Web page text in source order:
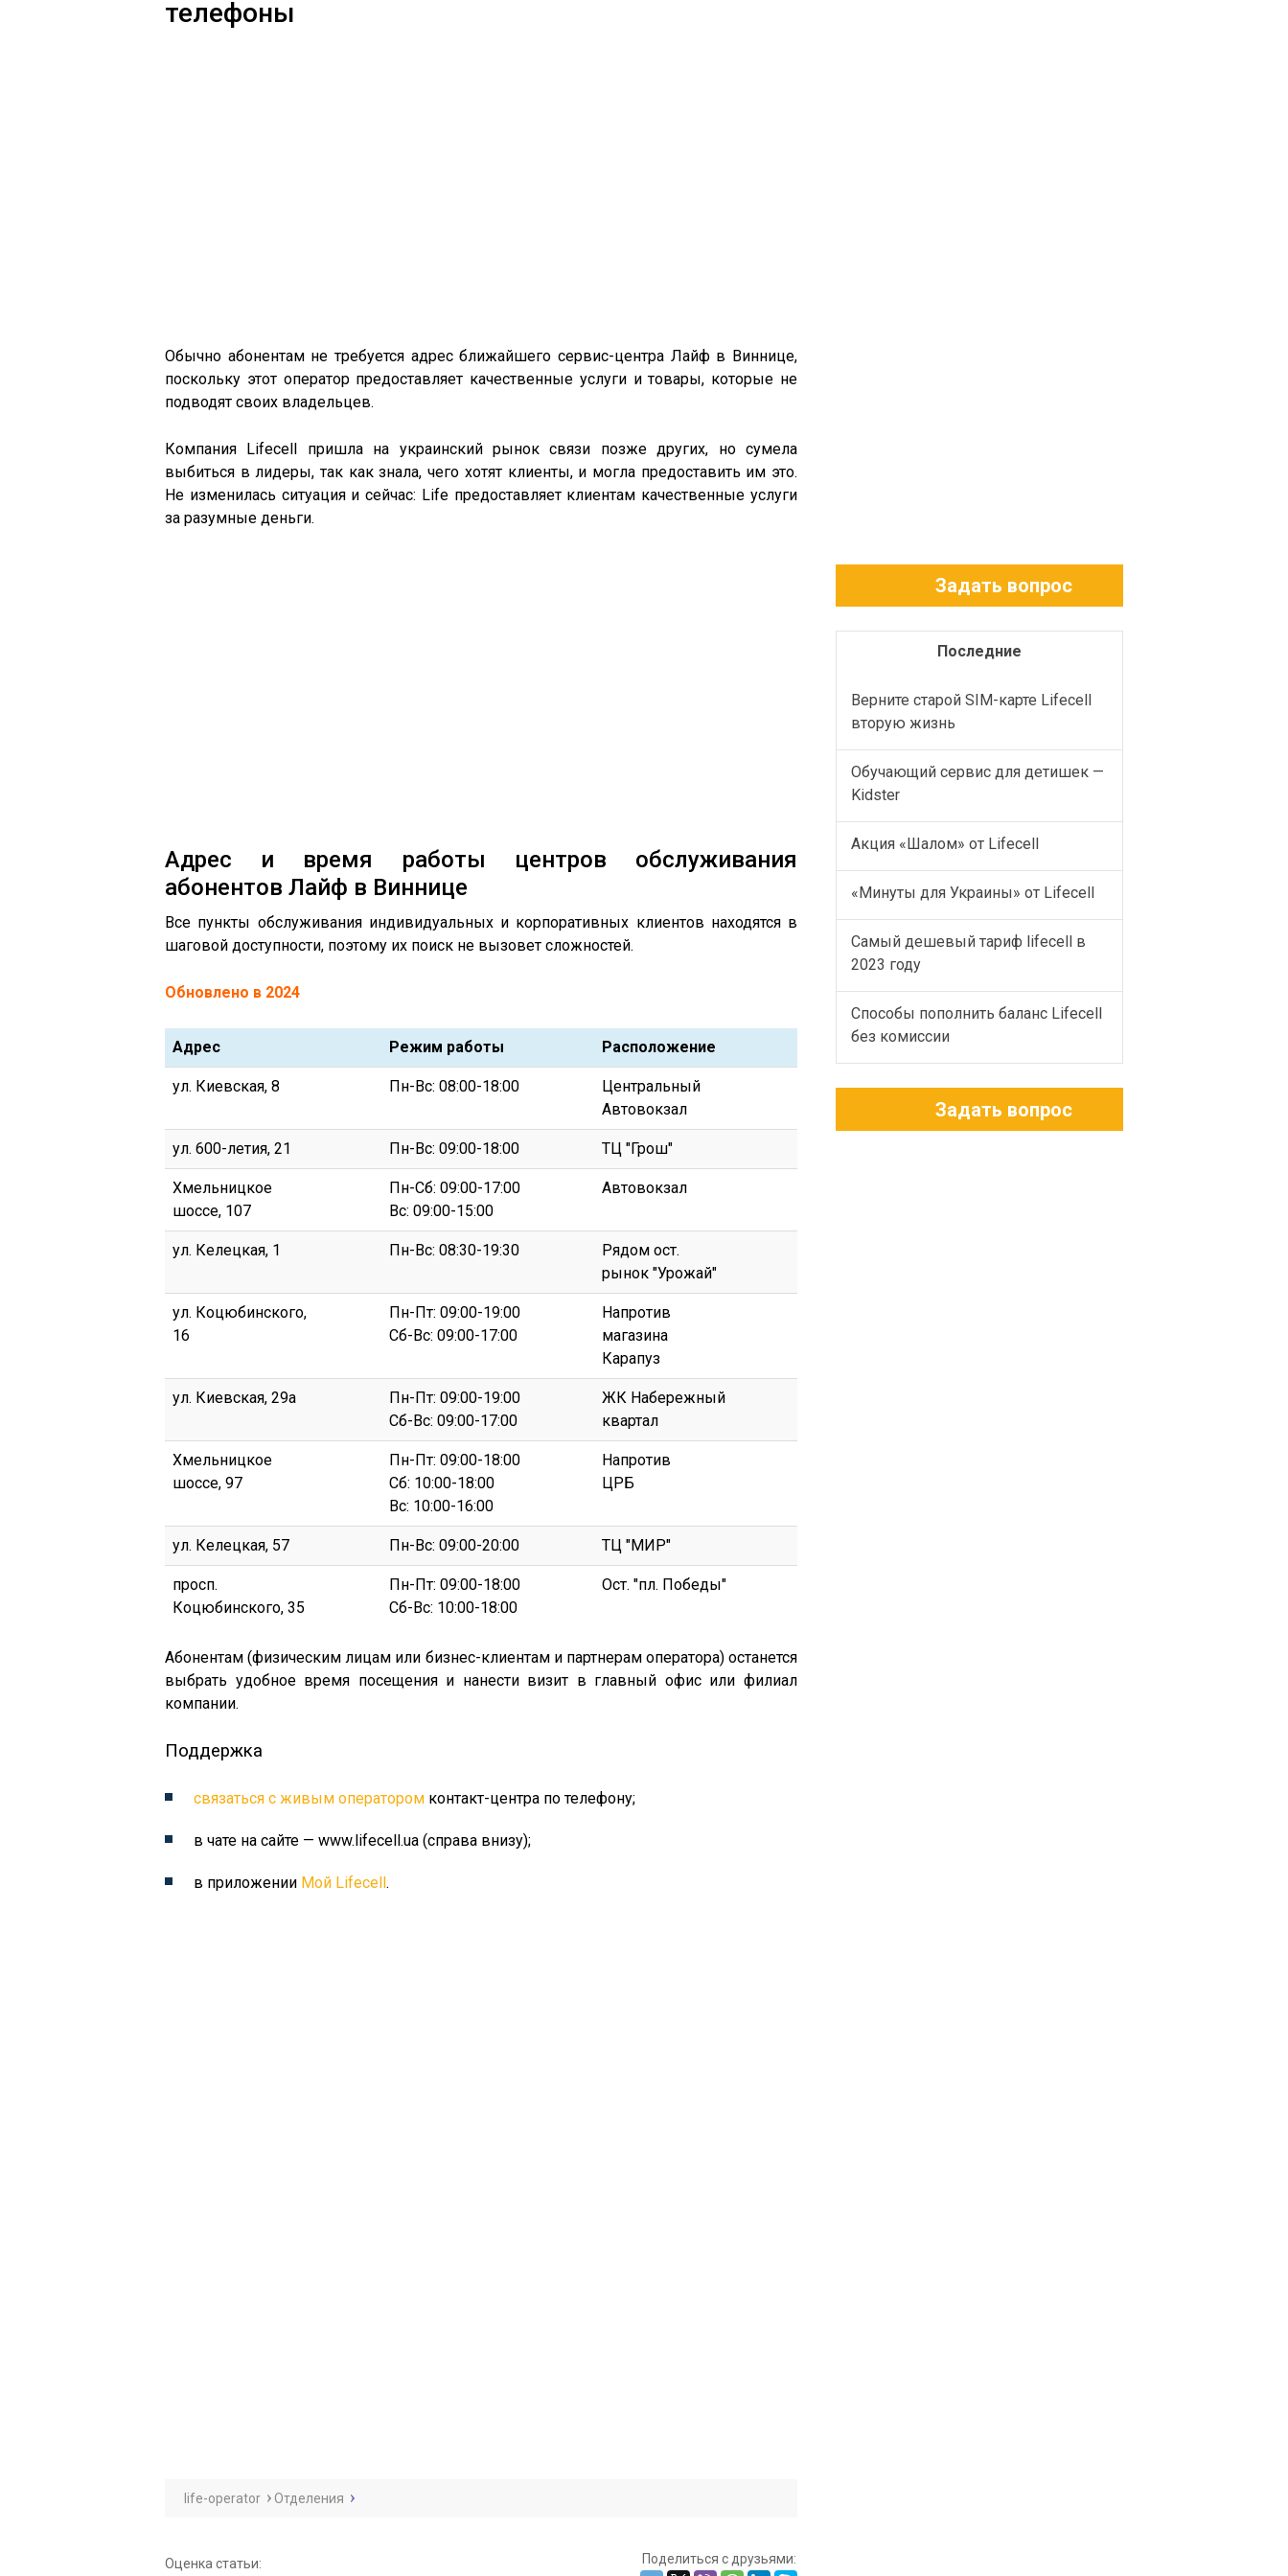
телефоны
Обычно абонентам не требуется адрес ближайшего сервис-центра Лайф в Виннице,
поскольку этот оператор предоставляет качественные услуги и товары, которые не
подводят своих владельцев.
Компания Lifecell пришла на украинский рынок связи позже других, но сумела
выбиться в лидеры, так как знала, чего хотят клиенты, и могла предоставить им это.
Не изменилась ситуация и сейчас: Life предоставляет клиентам качественные услуги
за разумные деньги.
Адрес и время работы центров обслуживания
абонентов Лайф в Виннице
Все пункты обслуживания индивидуальных и корпоративных клиентов находятся в
шаговой доступности, поэтому их поиск не вызовет сложностей.
Обновлено в 2024
Адрес Режим работы Расположение
ул. Киевская, 8 Пн-Вс: 08:00-18:00
Центральный
Автовокзал
ул. 600-летия, 21 Пн-Вс: 09:00-18:00 ТЦ "Грош"
Хмельницкое
шоссе, 107
Пн-Сб: 09:00-17:00
Вс: 09:00-15:00
Автовокзал
ул. Келецкая, 1 Пн-Вс: 08:30-19:30
Рядом ост.
рынок "Урожай"
ул. Коцюбинского,
16
Пн-Пт: 09:00-19:00
Сб-Вс: 09:00-17:00
Напротив
магазина
Карапуз
ул. Киевская, 29а
Пн-Пт: 09:00-19:00
Сб-Вс: 09:00-17:00
ЖК Набережный
квартал
Хмельницкое
шоссе, 97
Пн-Пт: 09:00-18:00
Сб: 10:00-18:00
Вс: 10:00-16:00
Напротив
ЦРБ
ул. Келецкая, 57 Пн-Вс: 09:00-20:00 ТЦ "МИР"
просп.
Коцюбинского, 35
Пн-Пт: 09:00-18:00
Сб-Вс: 10:00-18:00
Ост. "пл. Победы"
Абонентам (физическим лицам или бизнес-клиентам и партнерам оператора) останется
выбрать удобное время посещения и нанести визит в главный офис или филиал
компании.
Поддержка
связаться с живым оператором контакт-центра по телефону;
в чате на сайте — www.lifecell.ua (справа внизу);
в приложении Мой Lifecell.
life-operator Отделения
Оценка статьи: Поделиться с друзьями:
Задать вопрос
Последние
Верните старой SIM-карте Lifecell
вторую жизнь
Обучающий сервис для детишек —
Kidster
Акция «Шалом» от Lifecell
«Минуты для Украины» от Lifecell
Самый дешевый тариф lifecell в
2023 году
Способы пополнить баланс Lifecell
без комиссии
Задать вопрос